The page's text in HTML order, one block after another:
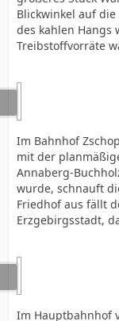
Blickwinkel auf
des kahlen Hangs
Treibstoffvorräte
Im Bahnhof
mit der
Annaberg-
wurde, schnauft
Friedhof aus fällt
Erzgebirgsstadt,
Im Hauptbahnhof